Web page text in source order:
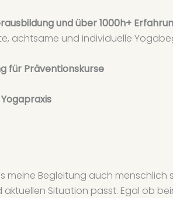
und über 1000h+
achtsame und individuelle
für Präventionskurse
meine Begleitung auch
aktuellen Situation passt. Egal ob